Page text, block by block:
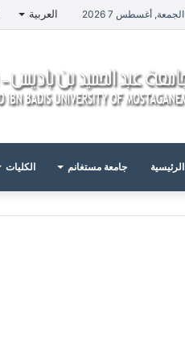
الجمعة, أغسطس 7 2026 العربية
الرئيسية جامعة مستغانم الكليات